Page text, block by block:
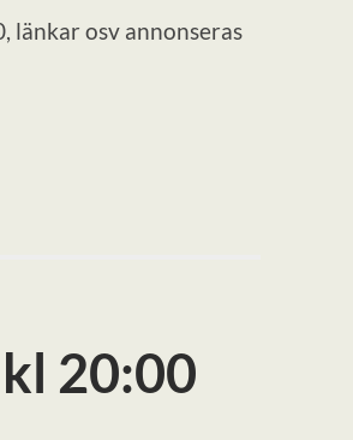
länkar osv annonseras
20:00